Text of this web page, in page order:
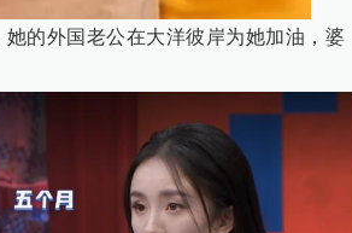
的外国老公在大洋彼岸为她加油，婆